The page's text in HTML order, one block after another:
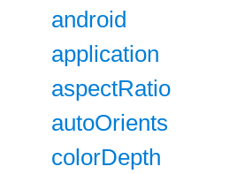
android
application
aspectRatio
autoOrients
colorDepth